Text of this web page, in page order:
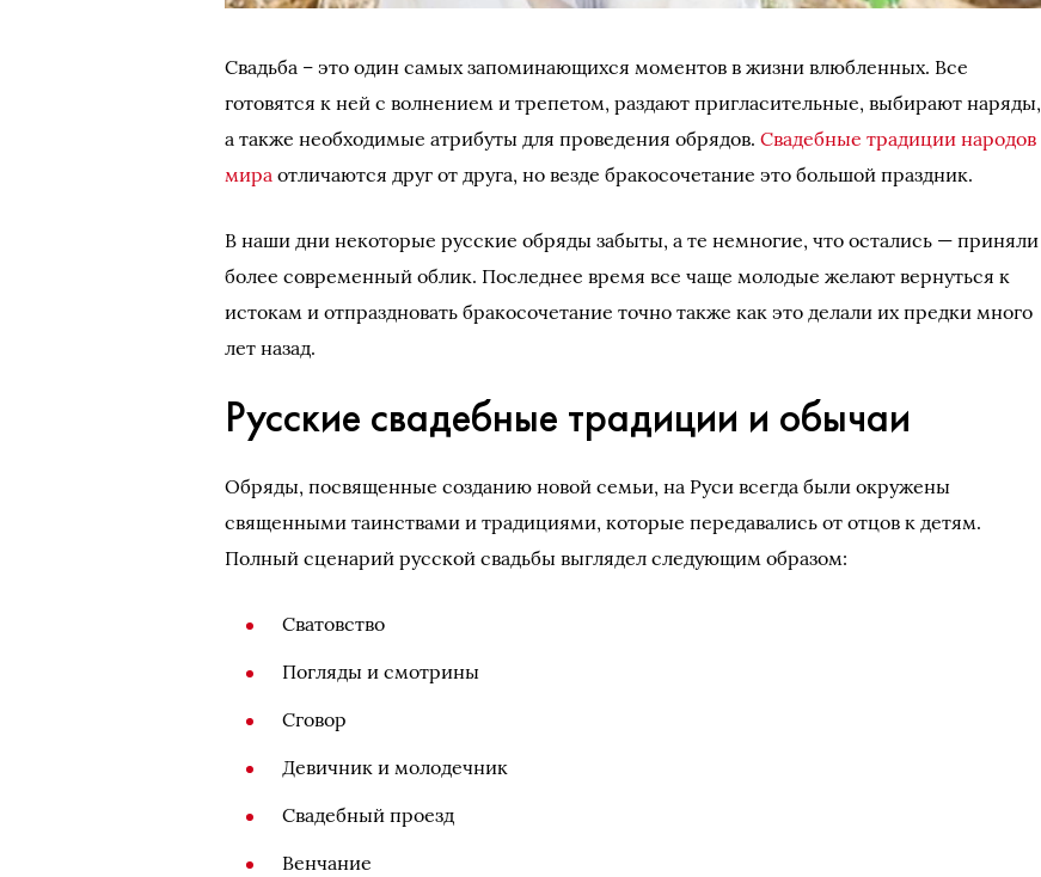
Свадьба – это один самых запоминающихся моментов в жизни влюбленных. Все
готовятся к ней с волнением и трепетом, раздают пригласительные, выбирают наряды,
а также необходимые атрибуты для проведения обрядов.Свадебные традиции народов
мира отличаются друг от друга, но везде бракосочетание это большой праздник.
В наши дни некоторые русские обряды забыты, а те немногие, что остались — приняли
более современный облик. Последнее время все чаще молодые желают вернуться к
истокам и отпраздновать бракосочетание точно также как это делали их предки много
лет назад.
Русские свадебные традиции и обычаи
Обряды, посвященные созданию новой семьи, на Руси всегда были окружены
священными таинствами и традициями, которые передавались от отцов к детям.
Полный сценарий русской свадьбы выглядел следующим образом:
Сватовство
Погляды и смотрины
Сговор
Девичник и молодечник
Свадебный проезд
Венчание